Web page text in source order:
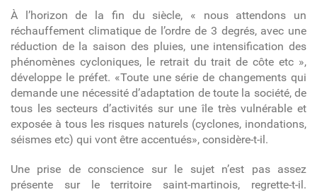
À l’horizon de la fin du siècle, « nous attendons un
réchauffement climatique de l’ordre de 3 degrés, avec une
réduction de la saison des pluies, une intensification des
phénomènes cycloniques, le retrait du trait de côte etc »,
développe le préfet. «Toute une série de changements qui
demande une nécessité d’adaptation de toute la société, de
tous les secteurs d’activités sur une île très vulnérable et
exposée à tous les risques naturels (cyclones, inondations,
séismes etc) qui vont être accentués», considère-t-il.
Une prise de conscience sur le sujet n’est pas assez
présente sur le territoire saint-martinois, regrette-t-il.